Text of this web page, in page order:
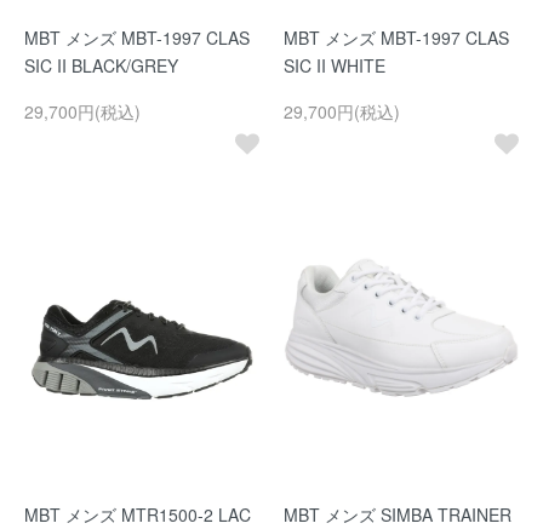
MBT メンズ MBT-1997 CLAS
SIC II BLACK/GREY
29,700円(税込)
MBT メンズ MBT-1997 CLAS
SIC II WHITE
29,700円(税込)
MBT メンズ MTR1500-2 LAC
MBT メンズ SIMBA TRAINER